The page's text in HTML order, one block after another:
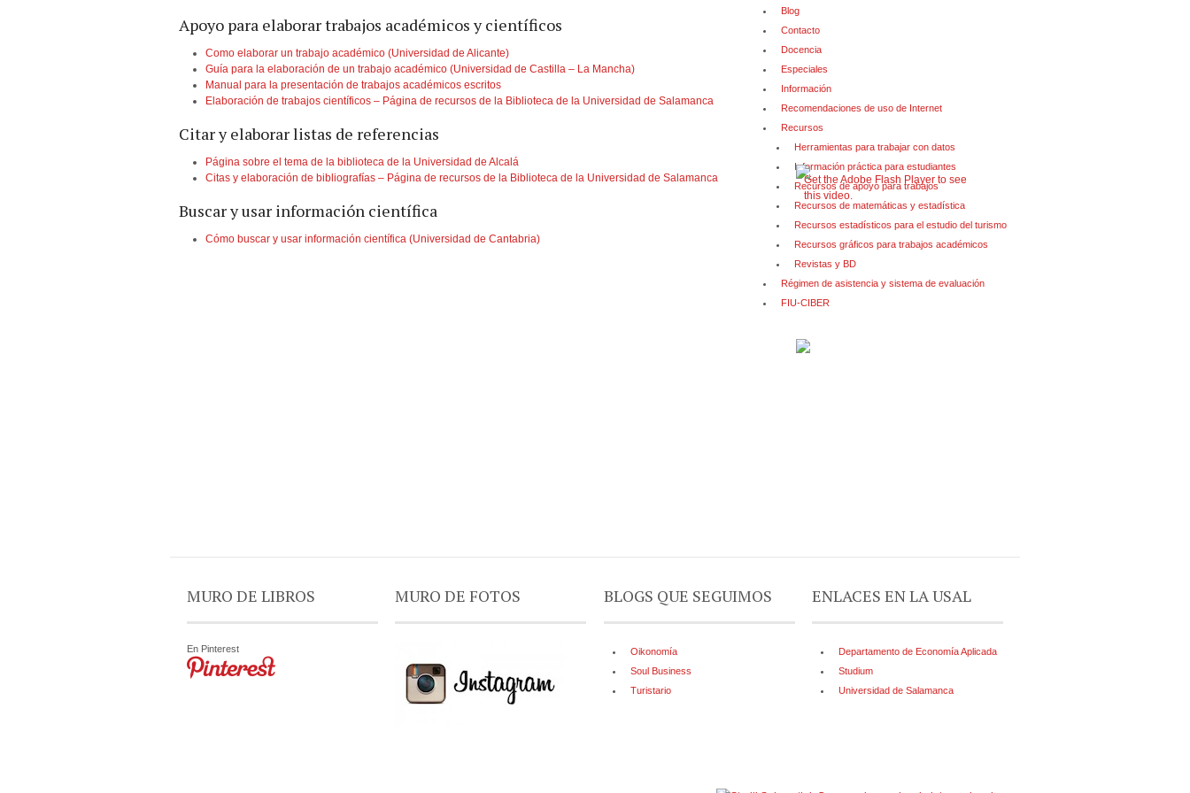
Apoyo para elaborar trabajos académicos y científicos
Como elaborar un trabajo académico (Universidad de Alicante)
Guía para la elaboración de un trabajo académico (Universidad de Castilla – La Mancha)
Manual para la presentación de trabajos académicos escritos
Elaboración de trabajos científicos – Página de recursos de la Biblioteca de la Universidad de Salamanca
Citar y elaborar listas de referencias
Página sobre el tema de la biblioteca de la Universidad de Alcalá
Citas y elaboración de bibliografías – Página de recursos de la Biblioteca de la Universidad de Salamanca
Buscar y usar información científica
Cómo buscar y usar información científica (Universidad de Cantabria)
Blog
Contacto
Docencia
Especiales
Información
Recomendaciones de uso de Internet
Recursos
Herramientas para trabajar con datos
Información práctica para estudiantes
Recursos de apoyo para trabajos
Recursos de matemáticas y estadística
Recursos estadísticos para el estudio del turismo
Recursos gráficos para trabajos académicos
Revistas y BD
Régimen de asistencia y sistema de evaluación
FIU-CIBER
Get the Adobe Flash Player to see
this video.
MURO DE LIBROS
En Pinterest
MURO DE FOTOS BLOGS QUE SEGUIMOS
Oikonomía
Soul Business
Turistario
ENLACES EN LA USAL
Departamento de Economía Aplicada
Studium
Universidad de Salamanca